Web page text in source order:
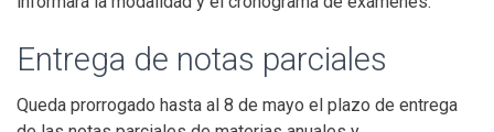
Entrega de notas parciales
Queda prorrogado hasta al 8 de mayo el plazo de entrega